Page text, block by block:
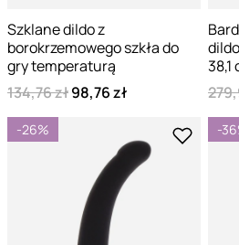
Szklane dildo z
borokrzemowego szkła do
gry temperaturą
134,76 zł98,76 zł
38,1
-26% -